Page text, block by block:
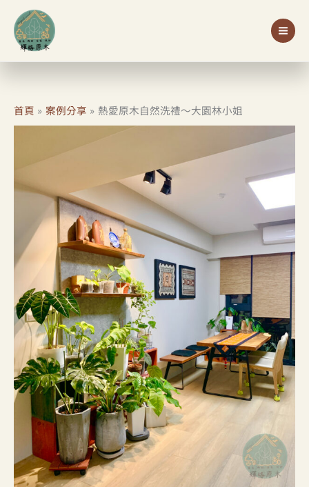
首頁
案例分享 熱愛原木自然洗禮～大園林小姐